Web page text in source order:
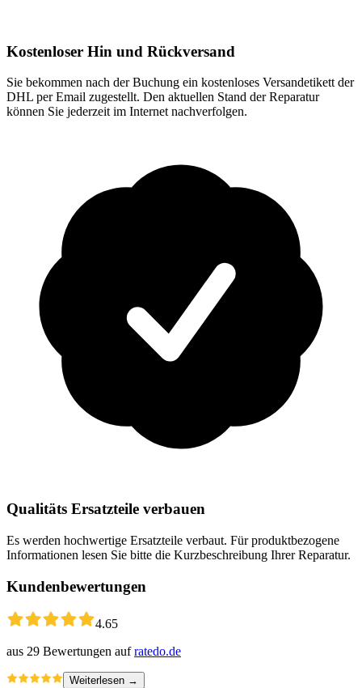
Kostenloser Hin und Rückversand
Sie bekommen nach der Buchung ein kostenloses Versandetikett der
DHL per Email zugestellt. Den aktuellen Stand der Reparatur
können Sie jederzeit im Internet nachverfolgen.
Qualitäts Ersatzteile verbauen
Es werden hochwertige Ersatzteile verbaut. Für produktbezogene
Informationen lesen Sie bitte die Kurzbeschreibung Ihrer Reparatur.
Kundenbewertungen
4.65
aus 29 Bewertungen auf ratedo.de
Weiterlesen →